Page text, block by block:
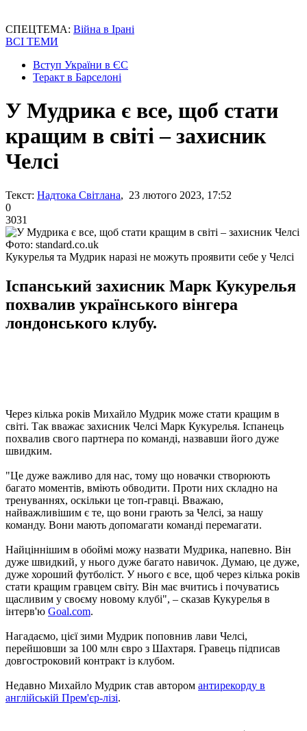
СПЕЦТЕМА: Війна в Ірані
ВСІ ТЕМИ
Вступ України в ЄС
Теракт в Барселоні
У Мудрика є все, щоб стати
кращим в світі – захисник
Челсі
Текст: Надтока Світлана, 23 лютого 2023, 17:52
0
3031
Фото: standard.co.uk
Кукурелья та Мудрик наразі не можуть проявити себе у Челсі
Іспанський захисник Марк Кукурелья
похвалив українського вінгера
лондонського клубу.
Через кілька років Михайло Мудрик може стати кращим в
світі. Так вважає захисник Челсі Марк Кукурелья. Іспанець
похвалив свого партнера по команді, назвавши його дуже
швидким.
"Це дуже важливо для нас, тому що новачки створюють
багато моментів, вміють обводити. Проти них складно на
тренуваннях, оскільки це топ-гравці. Вважаю,
найважливішим є те, що вони грають за Челсі, за нашу
команду. Вони мають допомагати команді перемагати.
Найціннішим в обоймі можу назвати Мудрика, напевно. Він
дуже швидкий, у нього дуже багато навичок. Думаю, це дуже,
дуже хороший футболіст. У нього є все, щоб через кілька років
стати кращим гравцем світу. Він має вчитись і почуватись
щасливим у своєму новому клубі", – сказав Кукурелья в
інтерв'ю Goal.com.
Нагадаємо, цієї зими Мудрик поповнив лави Челсі,
перейшовши за 100 млн євро з Шахтаря. Гравець підписав
довгостроковий контракт із клубом.
Недавно Михайло Мудрик став автором антирекорду в
англійській Прем'єр-лізі.